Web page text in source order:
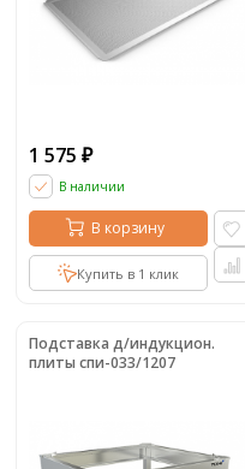
1 575 ₽
В наличии
В корзину
Купить в 1 клик
Подставка д/индукцион.
плиты спи-033/1207